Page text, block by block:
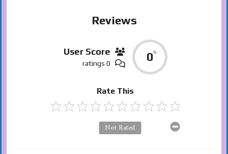
Reviews
0%
User Score
0 ratings
Rate This
Not Rated